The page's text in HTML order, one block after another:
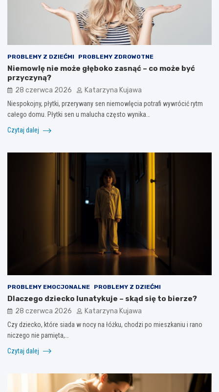
PROBLEMY Z DZIEĆMI PROBLEMY ZDROWOTNE
Niemowlę nie może głęboko zasnąć – co może być
przyczyną?
28 czerwca 2026 Katarzyna Kujawa
Niespokojny, płytki, przerywany sen niemowlęcia potrafi wywrócić rytm
całego domu. Płytki sen u malucha często wynika…
Czytaj dalej
PROBLEMY EMOCJONALNE PROBLEMY Z DZIEĆMI
Dlaczego dziecko lunatykuje – skąd się to bierze?
28 czerwca 2026 Katarzyna Kujawa
Czy dziecko, które siada w nocy na łóżku, chodzi po mieszkaniu i rano
niczego nie pamięta,…
Czytaj dalej